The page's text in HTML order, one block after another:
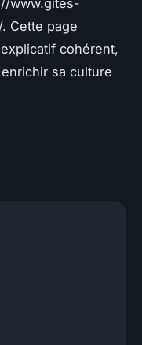
www.gites-
Cette page
cohérent,
sa culture